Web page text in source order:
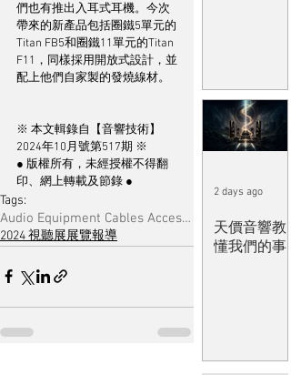
們也有推出入耳式耳機。今次
帶來的新產品包括圈鐵5單元的
Titan FB5和圈鐵11單元的Titan
F11，同樣採用開放式設計，並
配上他們自家製的發燒線材。
※ 本文輯錄自【音響技術】
2024年10月號第517期 ※
● 版權所有，未經授權不得翻
印、網上轉載及節錄 ●
Tags:
Audio Equipment Cables Accessories & Musical Software
2024 視聽展展覽報導
天價音響教
懂我們的事
2 days ago